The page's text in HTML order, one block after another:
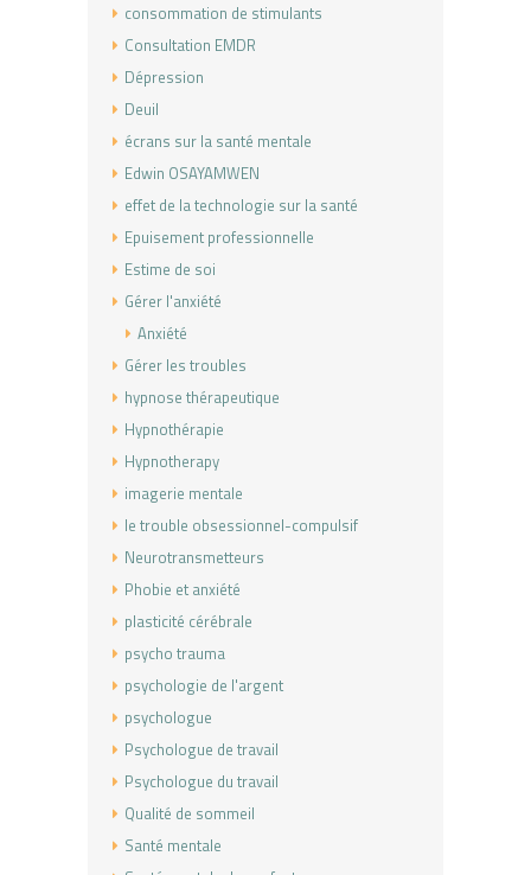
consommation de stimulants
Consultation EMDR
Dépression
Deuil
écrans sur la santé mentale
Edwin OSAYAMWEN
effet de la technologie sur la santé
Epuisement professionnelle
Estime de soi
Gérer l'anxiété
Anxiété
Gérer les troubles
hypnose thérapeutique
Hypnothérapie
Hypnotherapy
imagerie mentale
le trouble obsessionnel-compulsif
Neurotransmetteurs
Phobie et anxiété
plasticité cérébrale
psycho trauma
psychologie de l'argent
psychologue
Psychologue de travail
Psychologue du travail
Qualité de sommeil
Santé mentale